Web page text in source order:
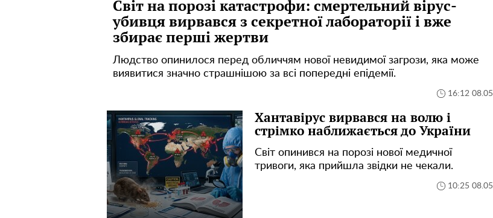
Світ на порозі катастрофи: смертельний вірус-
убивця вирвався з секретної лабораторії і вже
збирає перші жертви
Людство опинилося перед обличчям нової невидимої загрози, яка може
виявитися значно страшнішою за всі попередні епідемії.
16:12 08.05
Хантавірус вирвався на волю і
стрімко наближається до України
Світ опинився на порозі нової медичної
тривоги, яка прийшла звідки не чекали.
10:25 08.05